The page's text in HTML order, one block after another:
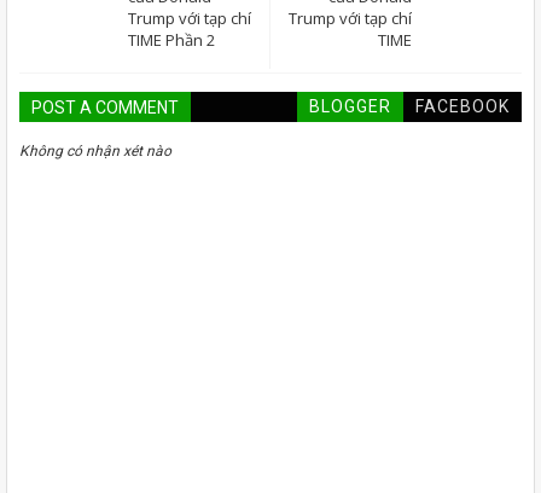
Trump với tạp chí
TIME
Trump với tạp chí
TIME Phần 2
POST A COMMENT BLOGGER FACEBOOK
Không có nhận xét nào